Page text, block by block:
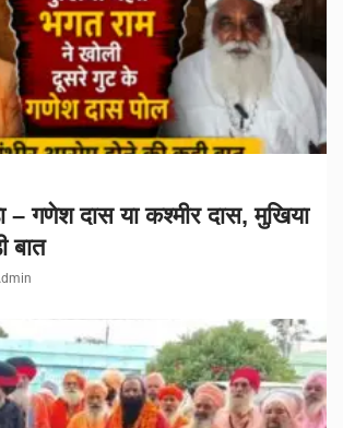
– गणेश दास या कश्मीर दास, मुखिया
बात